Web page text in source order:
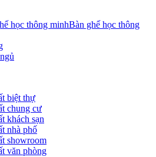
Bàn ghế học thông
biệt thự
chung cư
khách sạn
nhà phố
showroom
văn phòng